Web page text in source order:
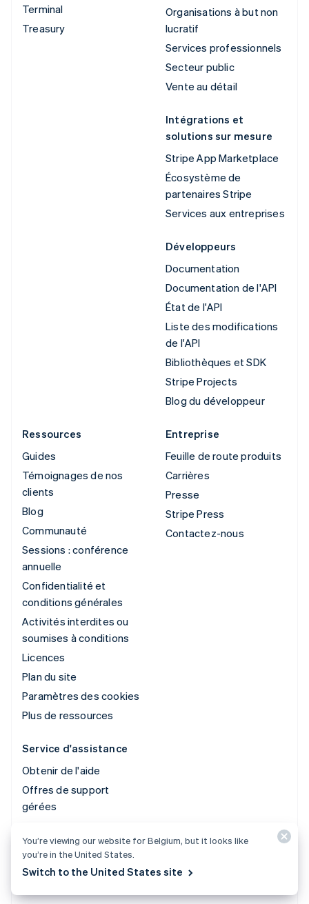
Terminal
Treasury
Organisations à but non
lucratif
Services professionnels
Secteur public
Vente au détail
Intégrations et
solutions sur mesure
Stripe App Marketplace
Écosystème de
partenaires Stripe
Services aux entreprises
Développeurs
Documentation
Documentation de l'API
État de l'API
Liste des modifications
de l'API
Bibliothèques et SDK
Stripe Projects
Blog du développeur
Ressources
Guides
Témoignages de nos
clients
Blog
Communauté
Sessions : conférence
annuelle
Confidentialité et
conditions générales
Activités interdites ou
soumises à conditions
Licences
Plan du site
Paramètres des cookies
Plus de ressources
Entreprise
Feuille de route produits
Carrières
Presse
Stripe Press
Contactez-nous
Service d'assistance
Obtenir de l'aide
Offres de support
gérées
© 2026 Stripe, LLC
You’re viewing our website for Belgium, but it looks like
you’re in the United States.
Switch to the United States site